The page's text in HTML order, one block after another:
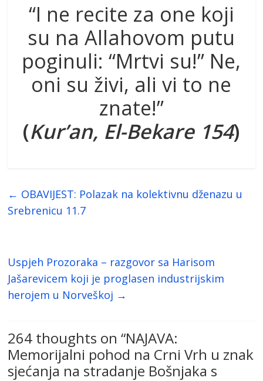
“I ne recite za one koji
su na Allahovom putu
poginuli: “Mrtvi su!” Ne,
oni su živi, ali vi to ne
znate!”
(Kur’an, El-Bekare 154)
← OBAVIJEST: Polazak na kolektivnu dženazu u
Srebrenicu 11.7
Uspjeh Prozoraka – razgovor sa Harisom
Jašarevicem koji je proglasen industrijskim
herojem u Norveškoj →
264 thoughts on “NAJAVA:
Memorijalni pohod na Crni Vrh u znak
sjećanja na stradanje Bošnjaka s